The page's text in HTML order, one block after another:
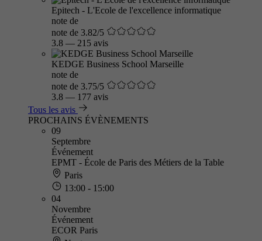
Epitech - L'Ecole de l'excellence informatique
note de
note de 3.82/5
3.8 — 215 avis
KEDGE Business School Marseille
note de
note de 3.75/5
3.8 — 177 avis
Tous les avis
PROCHAINS ÉVÈNEMENTS
09
Septembre
Événement
EPMT - École de Paris des Métiers de la Table
Paris
13:00 - 15:00
04
Novembre
Événement
ECOR Paris